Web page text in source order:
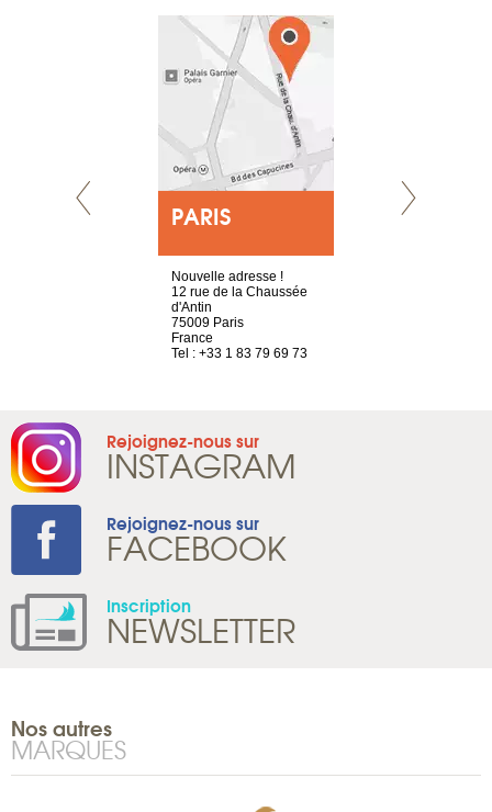
PARIS
Nouvelle adresse !
12 rue de la Chaussée
d'Antin
75009 Paris
France
Tel : +33 1 83 79 69 73
Rejoignez-nous sur
INSTAGRAM
Rejoignez-nous sur
FACEBOOK
Inscription
NEWSLETTER
Nos autres
MARQUES